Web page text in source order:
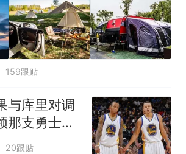
159跟贴
与库里对调
那支勇士取
20跟贴